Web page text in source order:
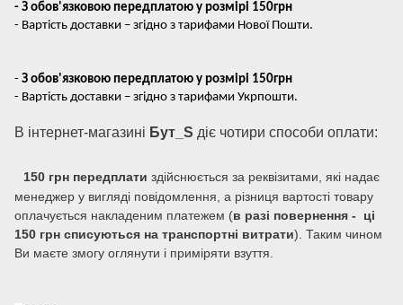
- З обов'язковою передплатою у розмірі 150грн
- Вартість доставки – згідно з тарифами Нової Пошти.
- З обов'язковою передплатою у розмірі 150грн
- Вартість доставки – згідно з тарифами Укрпошти.
В інтернет-магазині Бут_S діє чотири способи оплати:
150 грн передплати здійснюється за реквізитами, які надає
менеджер у вигляді повідомлення, а різниця вартості товару
оплачується накладеним платежем (в разі повернення - ці
150 грн списуються на транспортні витрати). Таким чином
Ви маєте змогу оглянути і приміряти взуття.